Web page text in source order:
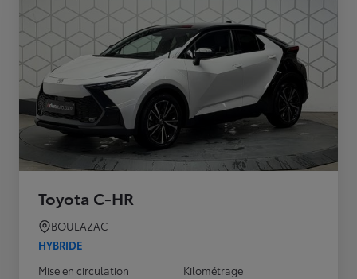
Toyota C-HR
BOULAZAC
HYBRIDE
Mise en circulation
Kilométrage